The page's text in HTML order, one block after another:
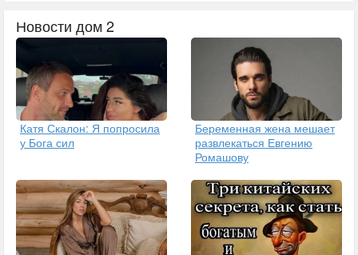
Новости дом 2
Катя Скалон: Я попросила
у Бога сил
Беременная жена мешает
развлекаться Евгению
Ромашову